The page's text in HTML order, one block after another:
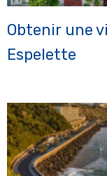
Obtenir une
Espelette